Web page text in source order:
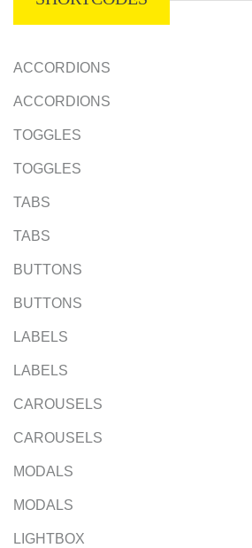
ACCORDIONS
ACCORDIONS
TOGGLES
TOGGLES
TABS
TABS
BUTTONS
BUTTONS
LABELS
LABELS
CAROUSELS
CAROUSELS
MODALS
MODALS
LIGHTBOX